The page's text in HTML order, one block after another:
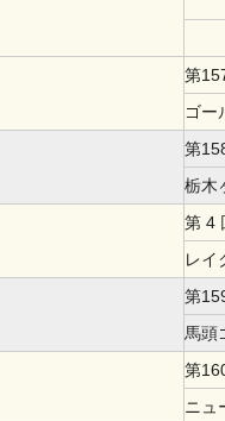
第
ゴー
第
栃木
第 4
レイ
第
馬頭
第
ニュ